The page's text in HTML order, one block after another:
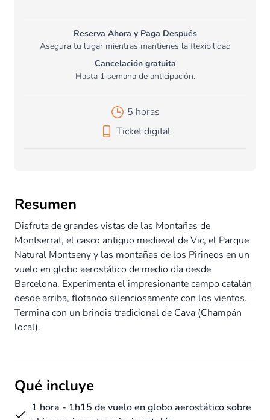
Reserva Ahora y Paga Después
Asegura tu lugar mientras mantienes la flexibilidad
Cancelación gratuita
Hasta 1 semana de anticipación.
5 horas
Ticket digital
Resumen
Disfruta de grandes vistas de las Montañas de
Montserrat, el casco antiguo medieval de Vic, el Parque
Natural Montseny y las montañas de los Pirineos en un
vuelo en globo aerostático de medio día desde
Barcelona. Experimenta el impresionante campo catalán
desde arriba, flotando silenciosamente con los vientos.
Termina con un brindis tradicional de Cava (Champán
local).
Qué incluye
1 hora - 1h15 de vuelo en globo aerostático sobre